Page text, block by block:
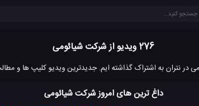
276 ویدیو از شرکت شیائومی
داغ ترین های امروز شرکت شیائومی